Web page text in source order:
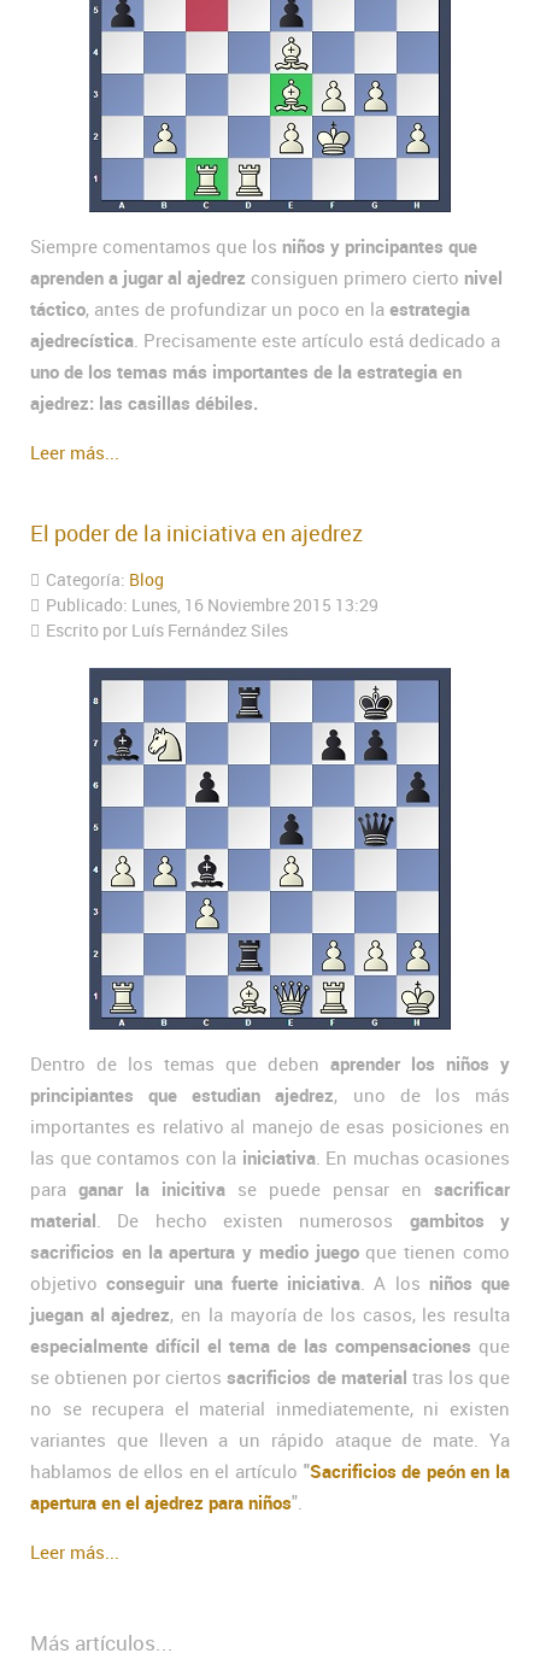
Siempre comentamos que los niños y principantes que
aprenden a jugar al ajedrez consiguen primero cierto nivel
táctico, antes de profundizar un poco en la estrategia
ajedrecística. Precisamente este artículo está dedicado a
uno de los temas más importantes de la estrategia en
ajedrez: las casillas débiles.
Leer más...
El poder de la iniciativa en ajedrez
Categoría: Blog
Publicado: Lunes, 16 Noviembre 2015 13:29
Escrito por Luís Fernández Siles
Dentro de los temas que deben aprender los niños y
principiantes que estudian ajedrez, uno de los más
importantes es relativo al manejo de esas posiciones en
las que contamos con la iniciativa. En muchas ocasiones
para ganar la inicitiva se puede pensar en sacrificar
material . De hecho existen numerosos gambitos y
sacrificios en la apertura y medio juegoque tienen como
objetivoconseguir una fuerte iniciativa . A los niños que
juegan al ajedrez, en la mayoría de los casos, les resulta
especialmente difícil el tema de las compensaciones que
se obtienen por ciertossacrificios de material tras los que
no se recupera el material inmediatemente, ni existen
variantes que lleven a un rápido ataque de mate. Ya
hablamos de ellos en el artículo "Sacrificios de peón en la
apertura en el ajedrez para niños".
Leer más...
Más artículos...